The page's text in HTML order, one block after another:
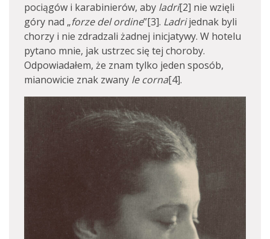
pociągów i karabinierów, aby ladri[2] nie wzięli
góry nad „forze del ordine”[3]. Ladrijednak byli
chorzy i nie zdradzali żadnej inicjatywy. W hotelu
pytano mnie, jak ustrzec się tej choroby.
Odpowiadałem, że znam tylko jeden sposób,
mianowicie znak zwany le corna[4].